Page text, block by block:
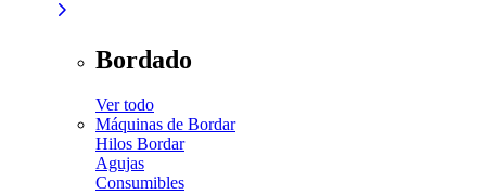
Bordado
Ver todo
Máquinas de Bordar
Hilos Bordar
Agujas
Consumibles